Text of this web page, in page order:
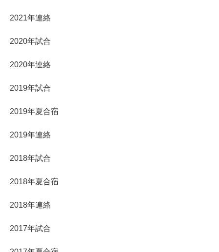
2021年連絡
2020年試合
2020年連絡
2019年試合
2019年夏合宿
2019年連絡
2018年試合
2018年夏合宿
2018年連絡
2017年試合